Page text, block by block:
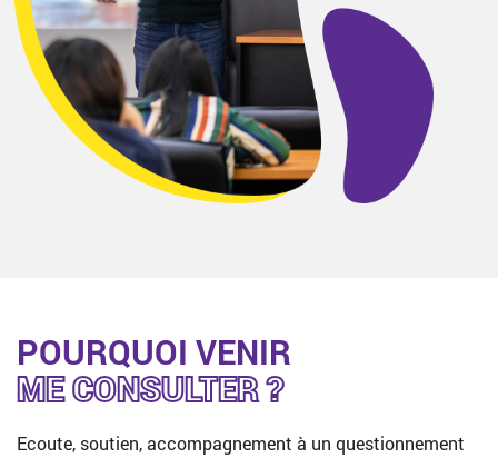
POURQUOI VENIR
ME CONSULTER ?
Ecoute, soutien, accompagnement à un questionnement